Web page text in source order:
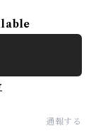
通報する